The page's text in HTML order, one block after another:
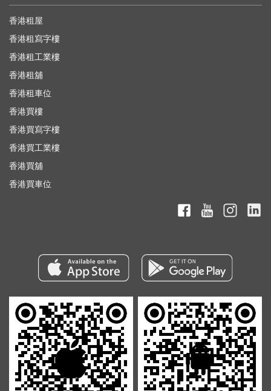
香港租屋
香港租寫字樓
香港租工業樓
香港租舖
香港租車位
香港買樓
香港買寫字樓
香港買工業樓
香港買舖
香港買車位